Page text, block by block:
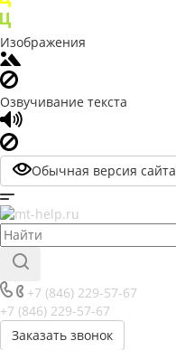
Изображения
Озвучивание текста
Обычная версия сайта
+7 (846) 229-57-67
+7 (846) 229-57-67
Заказать звонок